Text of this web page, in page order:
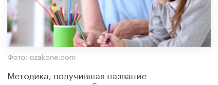
Фото: ozakone.com
Методика, получившая название